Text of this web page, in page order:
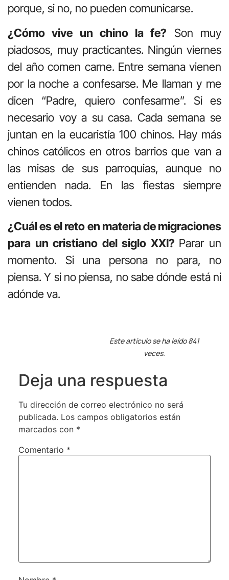
porque, si no, no pueden comunicarse.
¿Cómo vive un chino la fe? Son muy
piadosos, muy practicantes. Ningún viernes
del año comen carne. Entre semana vienen
por la noche a confesarse. Me llaman y me
dicen “Padre, quiero confesarme”. Si es
necesario voy a su casa. Cada semana se
juntan en la eucaristía 100 chinos. Hay más
chinos católicos en otros barrios que van a
las misas de sus parroquias, aunque no
entienden nada. En las fiestas siempre
vienen todos.
¿Cuál es el reto en materia de migraciones
para un cristiano del siglo XXI? Parar un
momento. Si una persona no para, no
piensa. Y si no piensa, no sabe dónde está ni
adóndeva.
Este artículo se ha leído 841
veces.
Deja una respuesta
Tu dirección de correo electrónico no será
publicada. Los campos obligatorios están
marcados con *
Comentario *